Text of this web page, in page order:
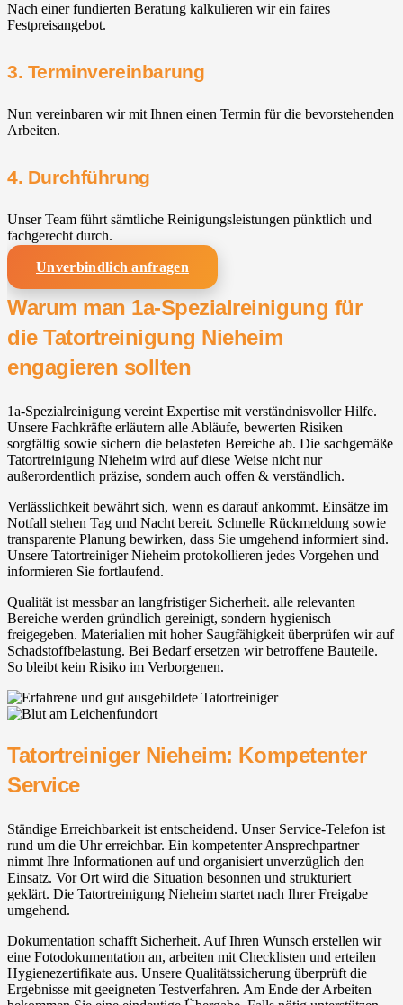
Nach einer fundierten Beratung kalkulieren wir ein faires
Festpreisangebot.
3. Terminvereinbarung
Nun vereinbaren wir mit Ihnen einen Termin für die bevorstehenden
Arbeiten.
4. Durchführung
Unser Team führt sämtliche Reinigungsleistungen pünktlich und
fachgerecht durch.
Unverbindlich anfragen
Warum man 1a-Spezialreinigung für
die Tatortreinigung Nieheim
engagieren sollten
1a-Spezialreinigung vereint Expertise mit verständnisvoller Hilfe.
Unsere Fachkräfte erläutern alle Abläufe, bewerten Risiken
sorgfältig sowie sichern die belasteten Bereiche ab. Die sachgemäße
Tatortreinigung Nieheim wird auf diese Weise nicht nur
außerordentlich präzise, sondern auch offen & verständlich.
Verlässlichkeit bewährt sich, wenn es darauf ankommt. Einsätze im
Notfall stehen Tag und Nacht bereit. Schnelle Rückmeldung sowie
transparente Planung bewirken, dass Sie umgehend informiert sind.
Unsere Tatortreiniger Nieheim protokollieren jedes Vorgehen und
informieren Sie fortlaufend.
Qualität ist messbar an langfristiger Sicherheit. alle relevanten
Bereiche werden gründlich gereinigt, sondern hygienisch
freigegeben. Materialien mit hoher Saugfähigkeit überprüfen wir auf
Schadstoffbelastung. Bei Bedarf ersetzen wir betroffene Bauteile.
So bleibt kein Risiko im Verborgenen.
Tatortreiniger Nieheim: Kompetenter
Service
Ständige Erreichbarkeit ist entscheidend. Unser Service-Telefon ist
rund um die Uhr erreichbar. Ein kompetenter Ansprechpartner
nimmt Ihre Informationen auf und organisiert unverzüglich den
Einsatz. Vor Ort wird die Situation besonnen und strukturiert
geklärt. Die Tatortreinigung Nieheim startet nach Ihrer Freigabe
umgehend.
Dokumentation schafft Sicherheit. Auf Ihren Wunsch erstellen wir
eine Fotodokumentation an, arbeiten mit Checklisten und erteilen
Hygienezertifikate aus. Unsere Qualitätssicherung überprüft die
Ergebnisse mit geeigneten Testverfahren. Am Ende der Arbeiten